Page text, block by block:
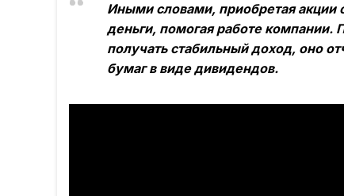
Иными словами, приобретая акции
деньги, помогая работе компании.
получать стабильный доход, оно
бумаг в виде дивидендов.